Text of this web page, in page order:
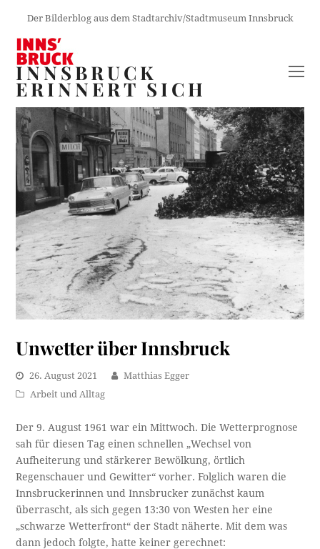
Der Bilderblog aus dem Stadtarchiv/Stadtmuseum Innsbruck
INNSBRUCK
ERINNERT SICH
Unwetter über Innsbruck
26. August 2021
Matthias Egger
Arbeit und Alltag
Der 9. August 1961 war ein Mittwoch. Die Wetterprognose
sah für diesen Tag einen schnellen „Wechsel von
Aufheiterung und stärkerer Bewölkung, örtlich
Regenschauer und Gewitter“ vorher. Folglich waren die
Innsbruckerinnen und Innsbrucker zunächst kaum
überrascht, als sich gegen 13:30 von Westen her eine
„schwarze Wetterfront“ der Stadt näherte. Mit dem was
dann jedoch folgte, hatte keiner gerechnet: